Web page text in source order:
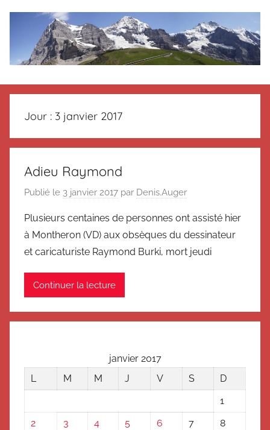
Le
blog
de
Suisse
Magazine
Suisse
souvenir
Suisse
Magazine
Messager
Suisse
Jour : 3 janvier 2017
Adieu Raymond
Publié le 3 janvier 2017 par Denis.Auger
Plusieurs centaines de personnes ont assisté hier
à Montheron (VD) aux obsèques du dessinateur
et caricaturiste Raymond Burki, mort jeudi
Continuer la lecture
janvier 2017
L
M M J V S
D
1
2
3 4 5 6 7
8